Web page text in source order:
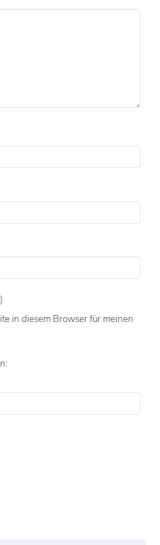
in diesem Browser für meinen